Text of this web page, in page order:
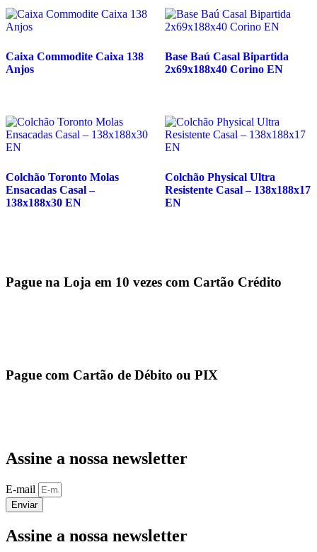
Caixa Commodite Caixa 138
Anjos
Base Baú Casal Bipartida
2x69x188x40 Corino EN
Colchão Toronto Molas
Ensacadas Casal –
138x188x30 EN
Colchão Physical Ultra
Resistente Casal – 138x188x17
EN
Pague na Loja em 10 vezes com Cartão Crédito
Pague com Cartão de Débito ou PIX
Assine a nossa newsletter
E-mail
Enviar
Assine a nossa newsletter